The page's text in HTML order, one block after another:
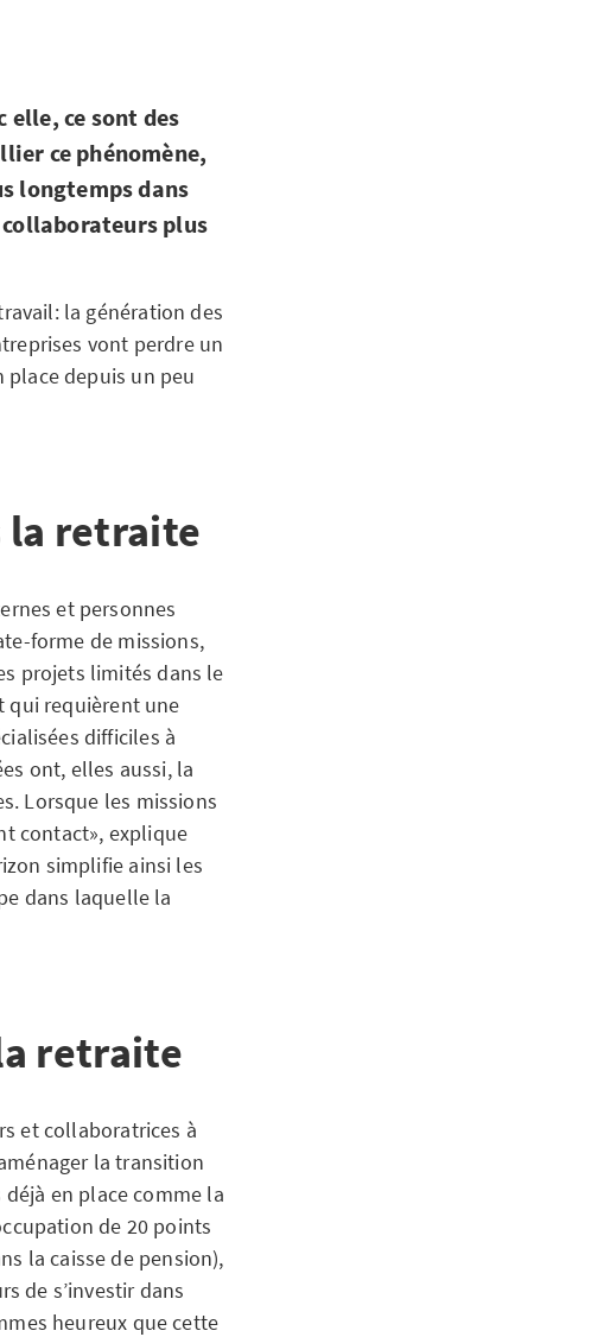
ce sont des
ce phénomène,
longtemps dans
plus
la génération des
vont perdre un
depuis un peu
la retraite
et personnes
forme de missions,
projets limités dans le
qui requièrent une
difficiles à
ont, elles aussi, la
Lorsque les missions
contact», explique
simplifie ainsi les
dans laquelle la
retraite
et collaboratrices à
la transition
en place comme la
de 20 points
la caisse de pension),
de s’investir dans
heureux que cette